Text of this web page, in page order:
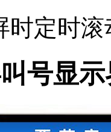
时定时
号显